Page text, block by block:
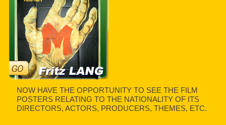
NOW HAVE THE OPPORTUNITY TO SEE THE FILM
POSTERS RELATING TO THE NATIONALITY OF ITS
DIRECTORS, ACTORS, PRODUCERS, THEMES, ETC.